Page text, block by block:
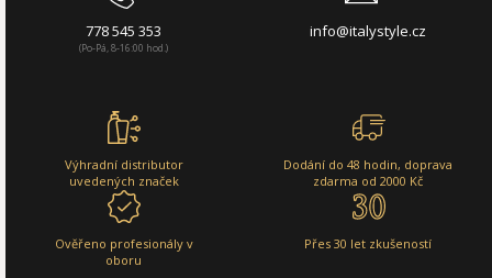
778 545 353
(Po-Pá, 8-16:00 hod.)
info@italystyle.cz
Výhradní distributor
uvedených značek
Dodání do 48 hodin, doprava
zdarma od 2000 Kč
Ověřeno profesionály v
oboru
Přes 30 let zkušeností